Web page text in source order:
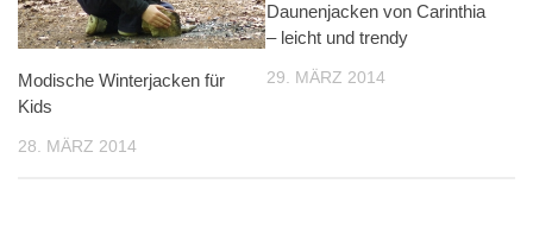
Modische Winterjacken für
Kids
28. MÄRZ 2014
Daunenjacken von Carinthia
– leicht und trendy
29. MÄRZ 2014